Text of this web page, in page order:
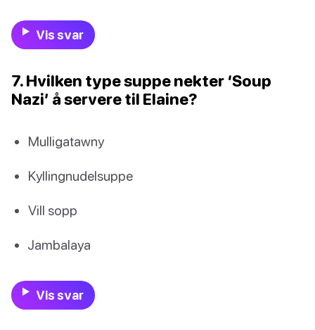
Vis svar
7. Hvilken type suppe nekter ‘Soup
Nazi’ å servere til Elaine?
Mulligatawny
Kyllingnudelsuppe
Vill sopp
Jambalaya
Vis svar